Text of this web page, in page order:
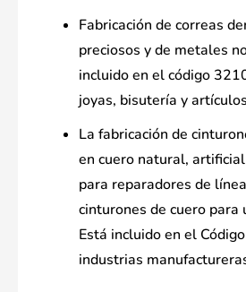
Fabricación de correas
preciosos y de metales
incluido en el código
joyas, bisutería y
La fabricación de
en cuero natural,
para reparadores de
cinturones de cuero para
Está incluido en el
industrias